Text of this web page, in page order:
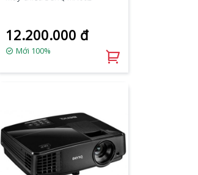
12.200.000 đ
Mới 100%